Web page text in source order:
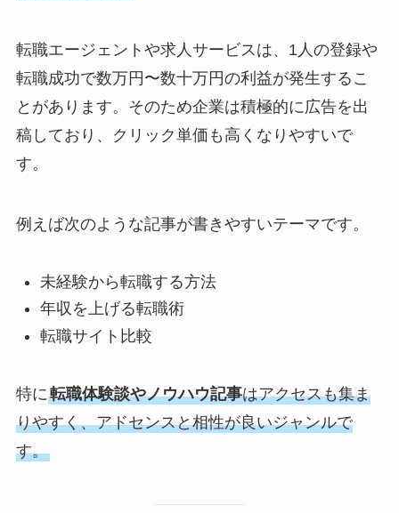
転職エージェントや求人サービスは、1人の登録や
転職成功で数万円〜数十万円の利益が発生するこ
とがあります。そのため企業は積極的に広告を出
稿しており、クリック単価も高くなりやすいで
す。
例えば次のような記事が書きやすいテーマです。
未経験から転職する方法
年収を上げる転職術
転職サイト比較
特に転職体験談やノウハウ記事はアクセスも集ま
りやすく、アドセンスと相性が良いジャンルで
す。